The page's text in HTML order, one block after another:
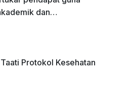
dan…